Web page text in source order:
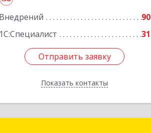
Внедрений
90
1С:Специалист
31
Отправить заявку
Показать контакты
Отправить заявку
Назад